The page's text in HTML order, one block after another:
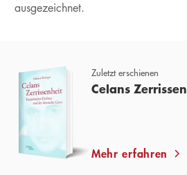
ausgezeichnet.
Zuletzt erschienen
Celans
Mehr erfahren